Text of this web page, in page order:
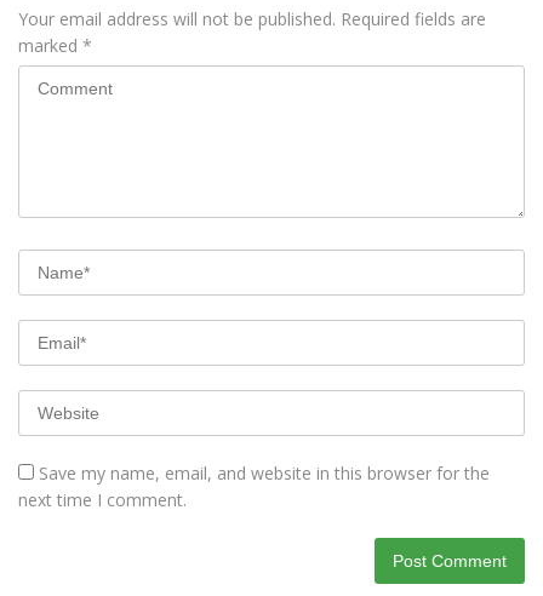
Your email address will not be published. Required fields are
marked *
Save my name, email, and website in this browser for the
next time I comment.